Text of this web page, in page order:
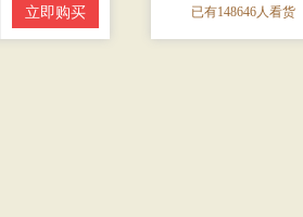
立即购买 已有148646人看货